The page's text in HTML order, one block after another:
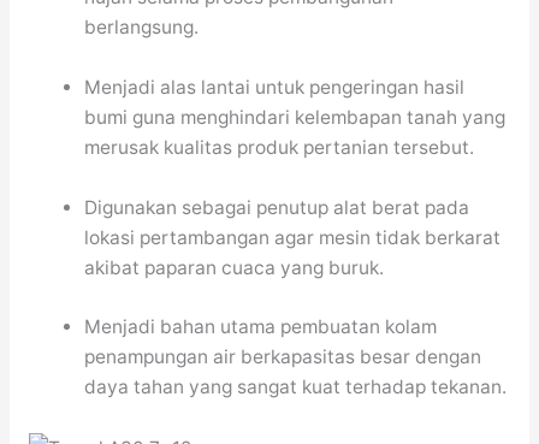
berlangsung.
Menjadi alas lantai untuk pengeringan hasil
bumi guna menghindari kelembapan tanah yang
merusak kualitas produk pertanian tersebut.
Digunakan sebagai penutup alat berat pada
lokasi pertambangan agar mesin tidak berkarat
akibat paparan cuaca yang buruk.
Menjadi bahan utama pembuatan kolam
penampungan air berkapasitas besar dengan
daya tahan yang sangat kuat terhadap tekanan.